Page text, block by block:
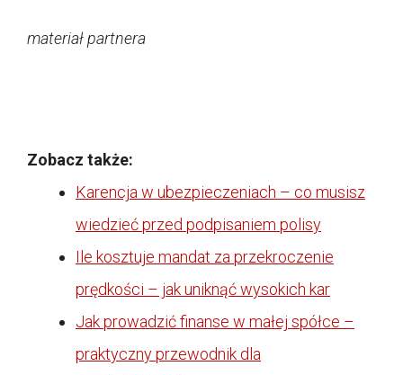
materiał partnera
Zobacz także:
Karencja w ubezpieczeniach – co musisz
wiedzieć przed podpisaniem polisy
Ile kosztuje mandat za przekroczenie
prędkości – jak uniknąć wysokich kar
Jak prowadzić finanse w małej spółce –
praktyczny przewodnik dla